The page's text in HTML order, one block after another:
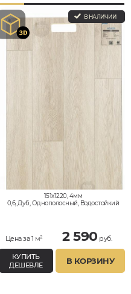
В НАЛИЧИИ
151x1220, 4мм
0,6, Дуб, Однополосный, Водостойкий
Цена за 1 м² 2 590 руб.
КУПИТЬ
ДЕШЕВЛЕ
В КОРЗИНУ